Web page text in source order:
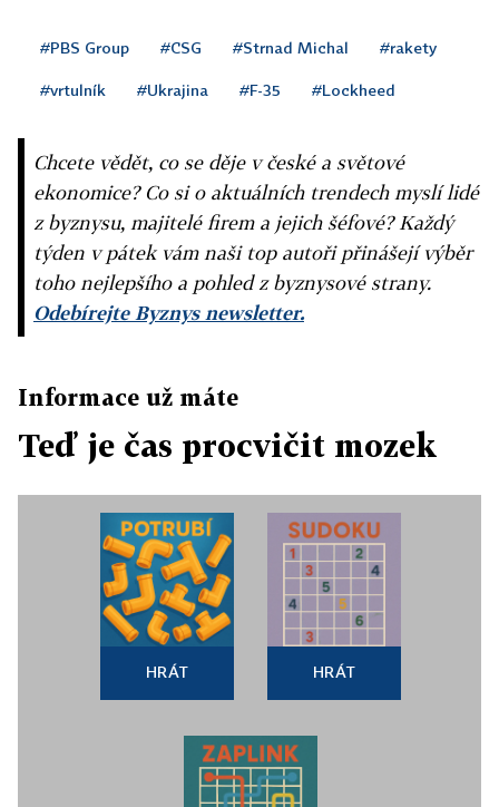
#PBS Group #CSG #Strnad Michal #rakety
#vrtulník #Ukrajina #F-35 #Lockheed
Chcete vědět, co se děje v české a světové
ekonomice? Co si o aktuálních trendech myslí lidé
z byznysu, majitelé firem a jejich šéfové? Každý
týden v pátek vám naši top autoři přinášejí výběr
toho nejlepšího a pohled z byznysové strany.
Odebírejte Byznys newsletter.
Informace už máte
Teď je čas procvičit mozek
HRÁT HRÁT